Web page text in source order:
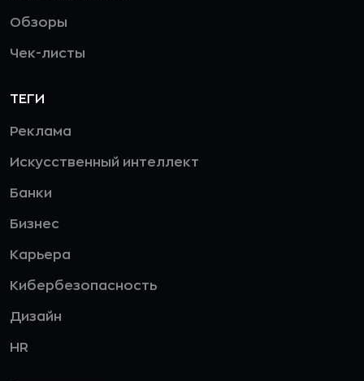
Обзоры
Чек-листы
ТЕГИ
Реклама
Искусственный интеллект
Банки
Бизнес
Карьера
Кибербезопасность
Дизайн
HR